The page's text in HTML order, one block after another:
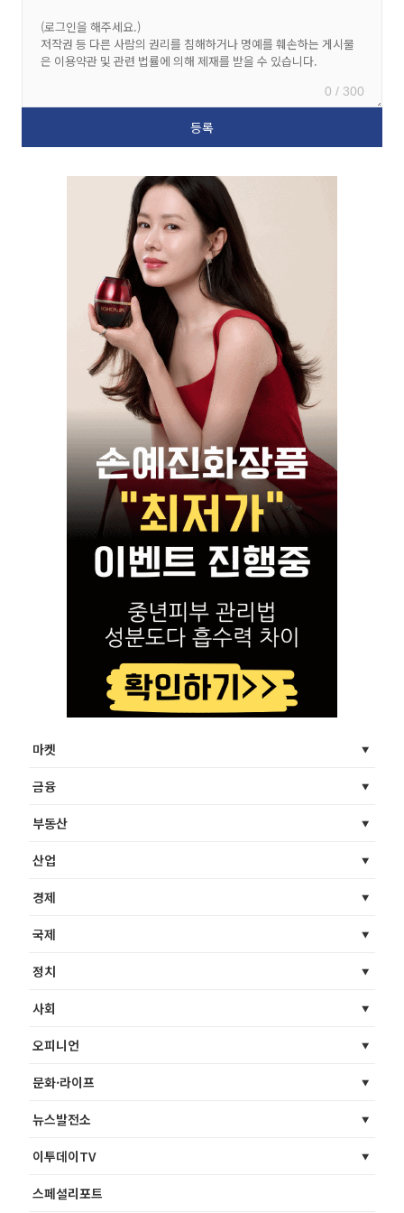
0 / 300
마켓
금융
부동산
산업
경제
국제
정치
사회
오피니언
문화·라이프
뉴스발전소
이투데이TV
스페셜리포트